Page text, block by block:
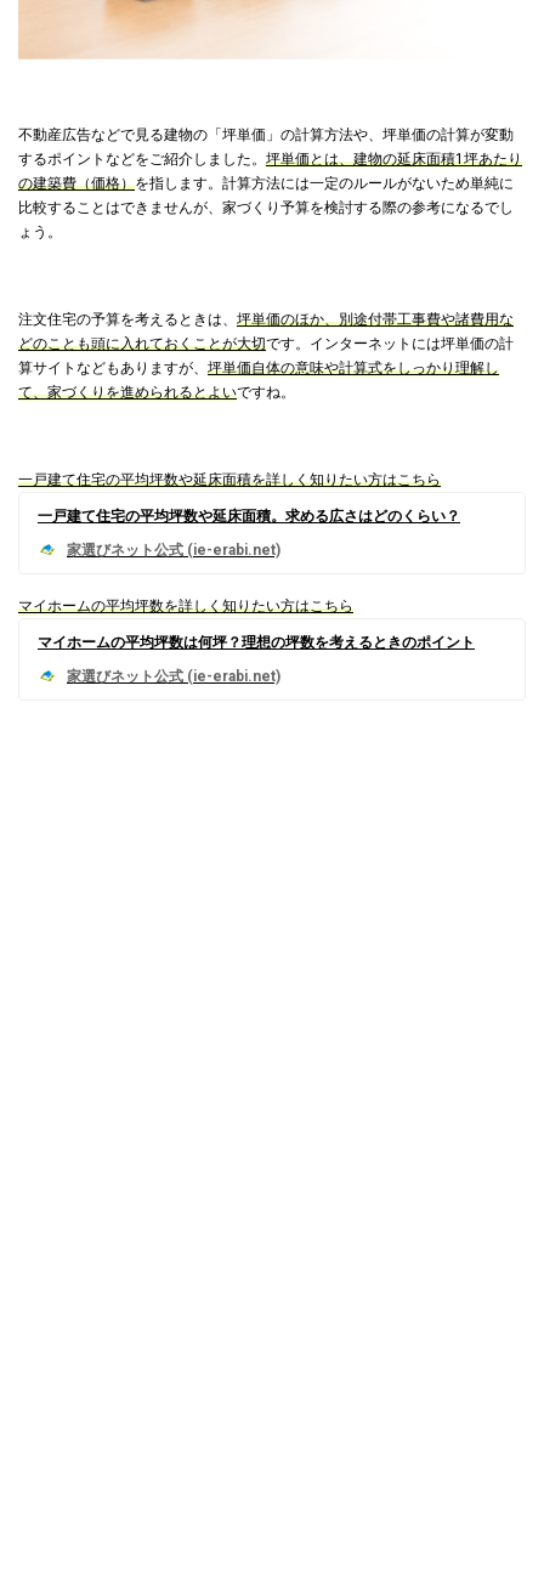
不動産広告などで見る建物の「坪単価」の計算方法や、坪単価の計算が変動
するポイントなどをご紹介しました。 坪単価とは、建物の延床面積1坪あたり
の建築費（価格）を指します。計算方法には一定のルールがないため単純に
比較することはできませんが、家づくり予算を検討する際の参考になるでし
ょう。
注文住宅の予算を考えるときは、 坪単価のほか、別途付帯工事費や諸費用な
どのことも頭に入れておくことが大切です。インターネットには坪単価の計
算サイトなどもありますが、 坪単価自体の意味や計算式をしっかり理解し
て、家づくりを進められるとよいですね。
一戸建て住宅の平均坪数や延床面積を詳しく知りたい方はこちら
一戸建て住宅の平均坪数や延床面積。求める広さはどのくらい？
マイホームの平均坪数を詳しく知りたい方はこちら
マイホームの平均坪数は何坪？理想の坪数を考えるときのポイント